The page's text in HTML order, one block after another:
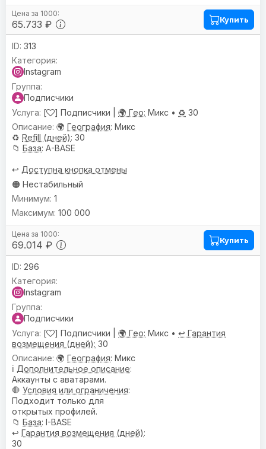
65.733 ₽ Купить
313
Instagram
Подписчики
[
] Подписчики | 🌍 Гео: Микс • ♻️ 30
🌍 География: Микс
♻️ Refill (дней): 30
📁 База: A-BASE
↩️ Доступна кнопка отмены
🟠 Нестабильный
69.014 ₽
1
100 000
Купить
296
Instagram
Подписчики
[
] Подписчики | 🌍 Гео: Микс • ↩️ Гарантия
возмещения (дней): 30
🌍 География: Микс
ℹ️ Дополнительное описание:
Аккаунты с аватарами.
🛑 Условия или ограничения:
Подходит только для
открытых профилей.
📁 База: I-BASE
↩️ Гарантия возмещения (дней):
30